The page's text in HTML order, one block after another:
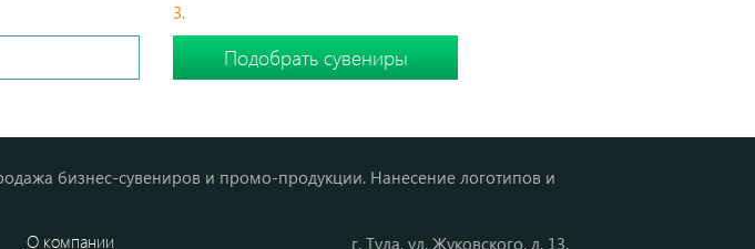
менеджер 3.
бизнес-сувениров и промо-продукции. Нанесение логотипов и
О компании
г. Тула, ул. Жуковского, д. 13.